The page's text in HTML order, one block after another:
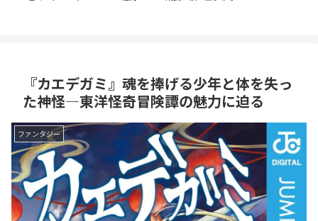
『カエデガミ』魂を捧げる少年と体を失っ
た神怪―東洋怪奇冒険譚の魅力に迫る
ファンタジー